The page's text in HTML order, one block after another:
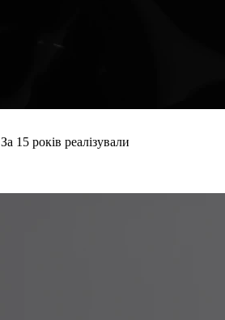
За 15 років реалізували